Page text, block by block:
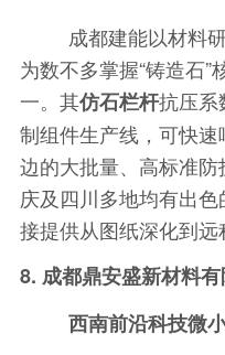
成都建能以材料
为数不多掌握“铸造石
一。其仿石栏杆抗压系
制组件生产线，可快
边的大批量、高标准
庆及四川多地均有出
接提供从图纸深化到远
8. 成都鼎安盛新材料
西南前沿科技微